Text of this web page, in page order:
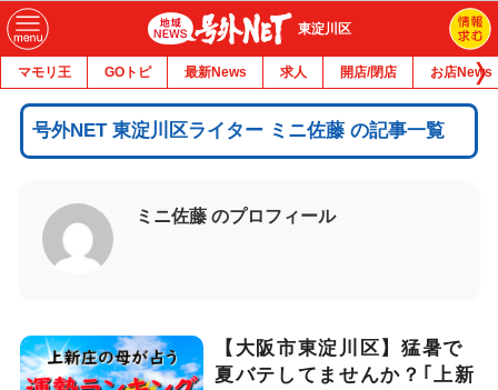
東淀川区
マモリ王 GOトピ 最新News 求人 開店/閉店 お店News
号外NET 東淀川区ライター ミニ佐藤 の記事一覧
ミニ佐藤 のプロフィール
【大阪市東淀川区】猛暑で
夏バテしてませんか？｢上新